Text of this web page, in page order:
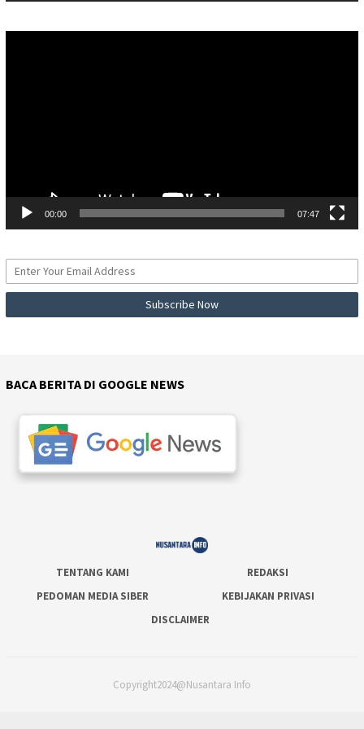
00:00 07:47
BACA BERITA DI GOOGLE NEWS
TENTANG KAMI
REDAKSI
PEDOMAN MEDIA SIBER
KEBIJAKAN PRIVASI
DISCLAIMER
Copyright2024@Nusantara Info